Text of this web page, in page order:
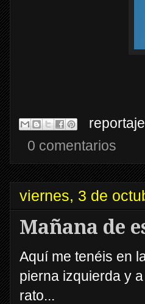
0 comentarios
viernes, 3 de
Mañana de
Aquí me tenéis en
pierna izquierda y
rato...